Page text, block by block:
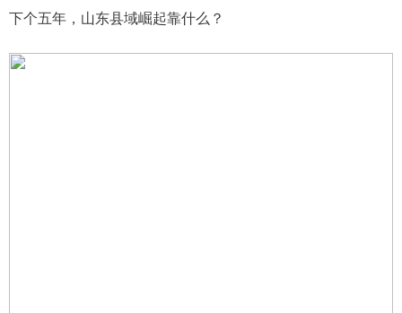
下个五年，山东县域崛起靠什么？